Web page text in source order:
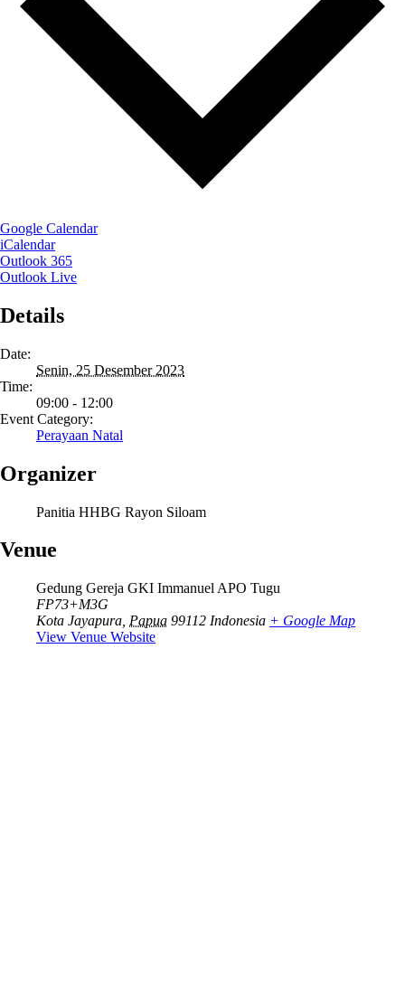
Google Calendar
iCalendar
Outlook 365
Outlook Live
Details
Date:
Senin, 25 Desember 2023
Time:
09:00 - 12:00
Event Category:
Perayaan Natal
Organizer
Panitia HHBG Rayon Siloam
Venue
Gedung Gereja GKI Immanuel APO Tugu
FP73+M3G
Kota Jayapura Papua 99112 Indonesia + Google Map
View Venue Website